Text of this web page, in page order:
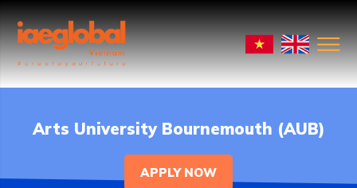
Arts University Bournemouth (AUB)
APPLY NOW